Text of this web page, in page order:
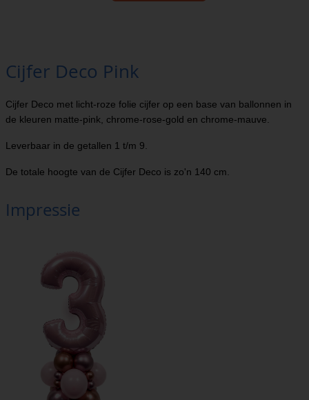
Cijfer Deco Pink
Cijfer Deco met licht-roze folie cijfer op een base van ballonnen in
de kleuren matte-pink, chrome-rose-gold en chrome-mauve.
Leverbaar in de getallen 1 t/m 9.
De totale hoogte van de Cijfer Deco is zo'n 140 cm.
Impressie